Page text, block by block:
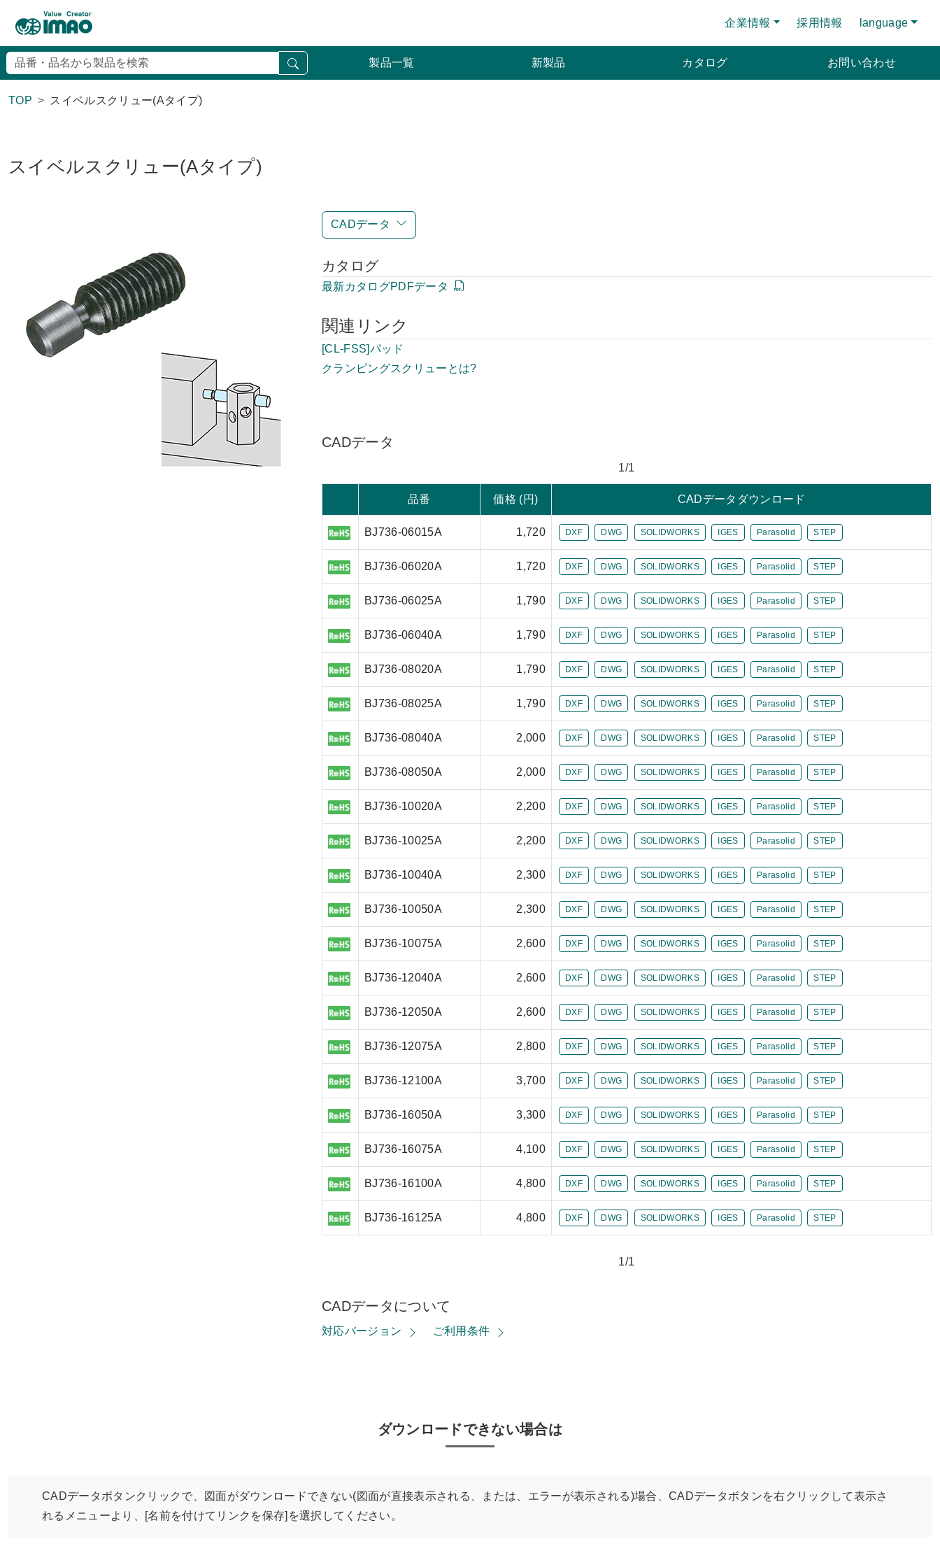
企業情報 採用情報 language
製品一覧 新製品 カタログ お問い合わせ
TOP スイベルスクリュー(Aタイプ)
スイベルスクリュー(Aタイプ)
CADデータ
カタログ
最新カタログPDFデータ
関連リンク
[CL-FSS]パッド
クランピングスクリューとは?
CADデータ
1/1
品番 価格 (円) CADデータダウンロード
BJ736-06015A 1,720 DXF DWG SOLIDWORKS IGES Parasolid STEP
BJ736-06020A 1,720 DXF DWG SOLIDWORKS IGES Parasolid STEP
BJ736-06025A 1,790 DXF DWG SOLIDWORKS IGES Parasolid STEP
BJ736-06040A 1,790 DXF DWG SOLIDWORKS IGES Parasolid STEP
BJ736-08020A 1,790 DXF DWG SOLIDWORKS IGES Parasolid STEP
BJ736-08025A 1,790 DXF DWG SOLIDWORKS IGES Parasolid STEP
BJ736-08040A 2,000 DXF DWG SOLIDWORKS IGES Parasolid STEP
BJ736-08050A 2,000 DXF DWG SOLIDWORKS IGES Parasolid STEP
BJ736-10020A 2,200 DXF DWG SOLIDWORKS IGES Parasolid STEP
BJ736-10025A 2,200 DXF DWG SOLIDWORKS IGES Parasolid STEP
BJ736-10040A 2,300 DXF DWG SOLIDWORKS IGES Parasolid STEP
BJ736-10050A 2,300 DXF DWG SOLIDWORKS IGES Parasolid STEP
BJ736-10075A 2,600 DXF DWG SOLIDWORKS IGES Parasolid STEP
BJ736-12040A 2,600 DXF DWG SOLIDWORKS IGES Parasolid STEP
BJ736-12050A 2,600 DXF DWG SOLIDWORKS IGES Parasolid STEP
BJ736-12075A 2,800 DXF DWG SOLIDWORKS IGES Parasolid STEP
BJ736-12100A 3,700 DXF DWG SOLIDWORKS IGES Parasolid STEP
BJ736-16050A 3,300 DXF DWG SOLIDWORKS IGES Parasolid STEP
BJ736-16075A 4,100 DXF DWG SOLIDWORKS IGES Parasolid STEP
BJ736-16100A 4,800 DXF DWG SOLIDWORKS IGES Parasolid STEP
BJ736-16125A 4,800 DXF DWG SOLIDWORKS IGES Parasolid STEP
1/1
CADデータについて
対応バージョン ご利用条件
ダウンロードできない場合は
CADデータボタンクリックで、図面がダウンロードできない(図面が直接表示される、または、エラーが表示される)場合、CADデータボタンを右クリックして表示さ
れるメニューより、[名前を付けてリンクを保存]を選択してください。